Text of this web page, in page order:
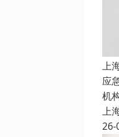
上
应
机
上
26-